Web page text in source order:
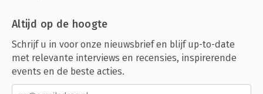
Altijd op de hoogte
Schrijf u in voor onze nieuwsbrief en blijf up-to-date
met relevante interviews en recensies, inspirerende
events en de beste acties.